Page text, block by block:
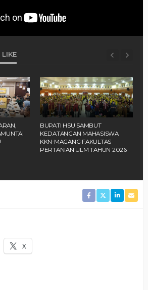
SEKDA HSU RESMI TUTUP
ORIENTASI 2.230 SANTRI
PONPES RAKHA AMUNTAI
X